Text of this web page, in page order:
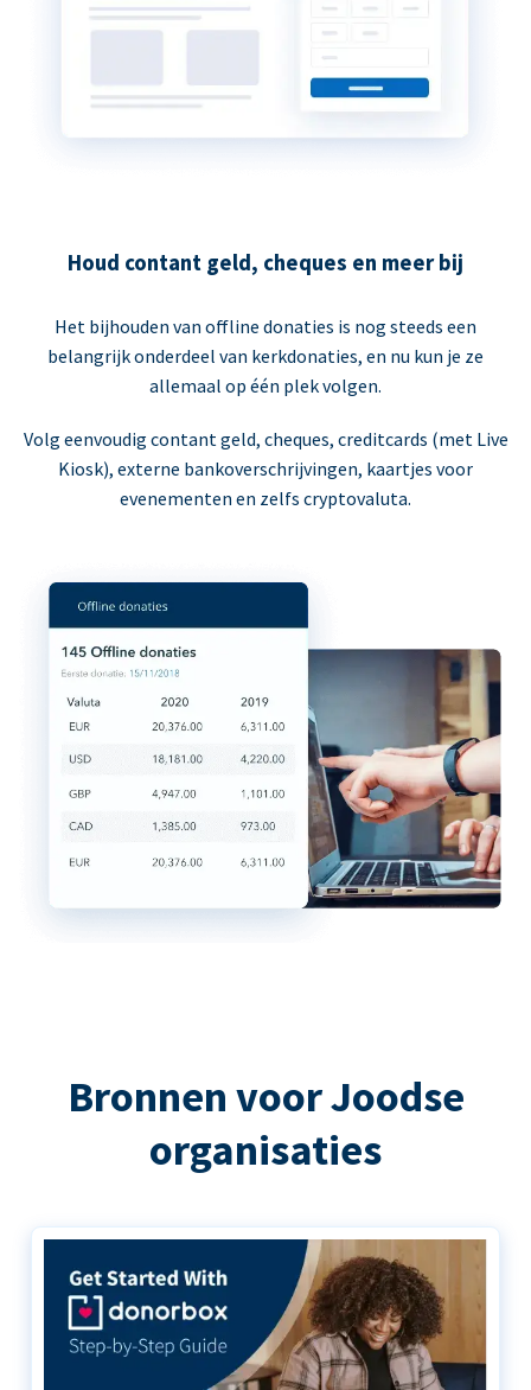
Houd contant geld, cheques en meer bij
Het bijhouden van offline donaties is nog steeds een
belangrijk onderdeel van kerkdonaties, en nu kun je ze
allemaal op één plek volgen.
Volg eenvoudig contant geld, cheques, creditcards (met Live
Kiosk), externe bankoverschrijvingen, kaartjes voor
evenementen en zelfs cryptovaluta.
Bronnen voor Joodse
organisaties